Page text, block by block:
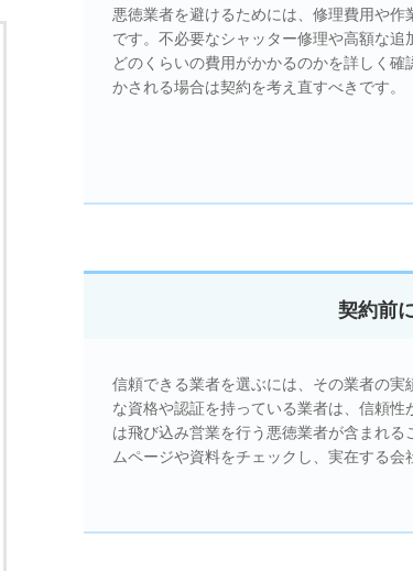
悪徳業者を避けるためには、修理費用や
です。不必要なシャッター修理や高額な
どのくらいの費用がかかるのかを詳しく
かされる場合は契約を考え直すべきです。
契約前
信頼できる業者を選ぶには、その業者の
な資格や認証を持っている業者は、信頼
は飛び込み営業を行う悪徳業者が含まれ
ムページや資料をチェックし、実在する会